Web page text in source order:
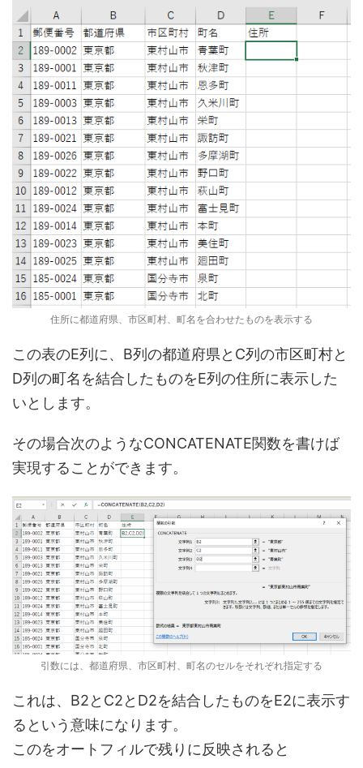
住所に都道府県、市区町村、町名を合わせたものを表示する
この表のE列に、B列の都道府県とC列の市区町村と
D列の町名を結合したものをE列の住所に表示した
いとします。
その場合次のようなCONCATENATE関数を書けば
実現することができます。
引数には、都道府県、市区町村、町名のセルをそれぞれ指定する
これは、B2とC2とD2を結合したものをE2に表示す
るという意味になります。
このをオートフィルで残りに反映されると